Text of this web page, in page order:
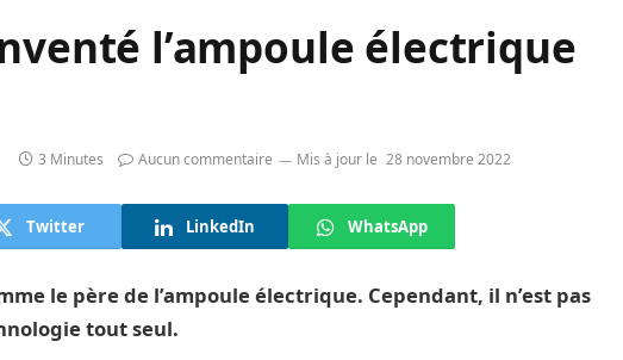
l’ampoule électrique
3 Minutes Aucun commentaire Mis à jour le 28 novembre 2022
Twitter LinkedIn WhatsApp
le père de l’ampoule électrique. Cependant, il n’est pas
tout seul.